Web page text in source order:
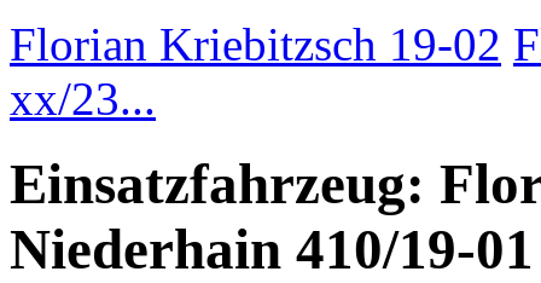
Florian Kriebitzsch 19-02
xx/23...
Einsatzfahrzeug:
Niederhain 410/19-01